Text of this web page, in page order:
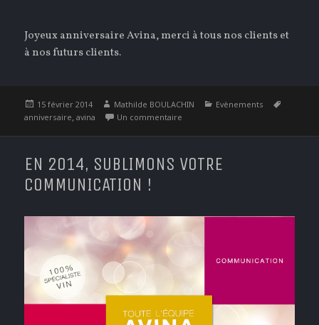
Joyeux anniversaire Avina, merci à tous nos clients et
à nos futurs clients.
Publié
le
15 février 2014 Auteur
Mathilde BOULACHIN Catégories
Evènements
anniversaire,avina Un commentaire
EN 2014, SUBLIMONS VOTRE
COMMUNICATION !